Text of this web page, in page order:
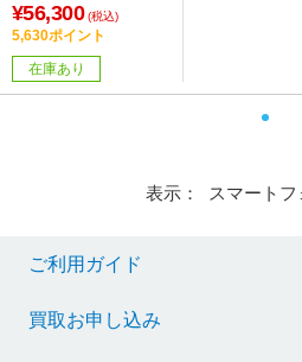
¥56,300 (税込)
5,630ポイント
在庫あり
表示： スマートフ
ご利用ガイド
買取お申し込み